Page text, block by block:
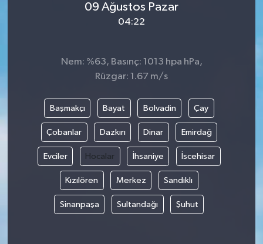
09 Ağustos Pazar
04:22
Nem: %63, Basınç: 1013 hpa hPa,
Rüzgar: 1.67 m/s
Başmakçı Bayat Bolvadin Çay
Çobanlar Dazkırı Dinar Emirdağ
Evciler Hocalar İhsaniye İscehisar
Kızılören Merkez Sandıklı
Sinanpaşa Sultandağı Şuhut